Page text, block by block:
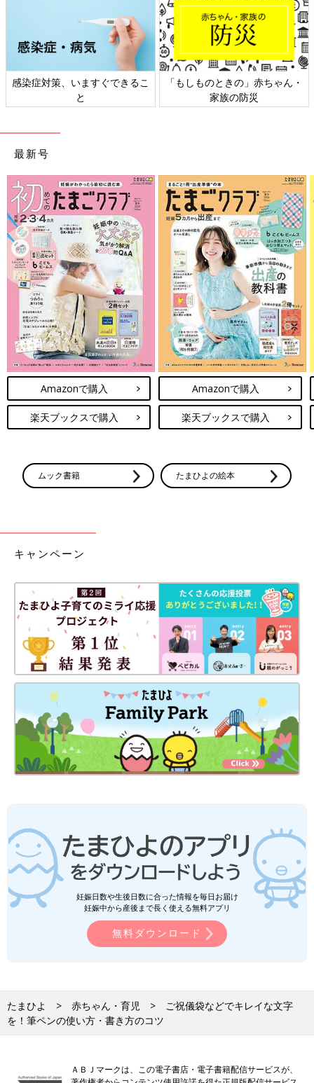
感染症対策、いますぐできるこ
と
「もしものときの」赤ちゃん・
家族の防災
最新号
Amazonで購入
楽天ブックスで購入
Amazonで購入
楽天ブックスで購入
ムック書籍 たまひよの絵本
キャンペーン
妊娠日数や生後日数に合った情報を毎日お届け
妊娠中から産後まで長く使える無料アプリ
無料ダウンロード
たまひよ 赤ちゃん・育児
ご祝儀袋などでキレイな文字
を！筆ペンの使い方・書き方のコツ
ＡＢＪマークは、この電子書店・電子書籍配信サービスが、